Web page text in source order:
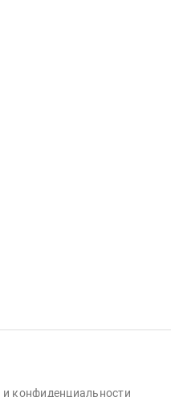
и конфиденциальности